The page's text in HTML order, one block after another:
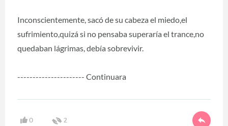
Inconscientemente, sacó de su cabeza el miedo,el
sufrimiento,quizá si no pensaba superaría el trance,no
quedaban lágrimas, debía sobrevivir.
---------------------- Continuara
0 2